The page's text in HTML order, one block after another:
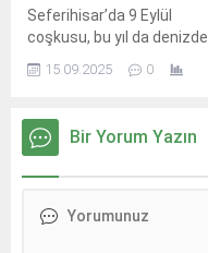
Seferihisar’da 9 Eylül
coşkusu, bu yıl da denizde
yelkenlerle yaşandı.
15.09.2025 0
Bir Yorum Yazın